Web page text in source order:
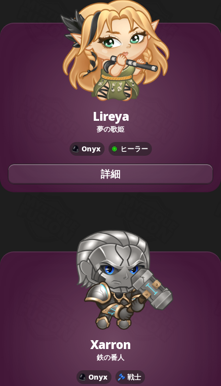
Lireya
夢の歌姫
Onyx ヒーラー
詳細
Xarron
鉄の番人
Onyx 戦士